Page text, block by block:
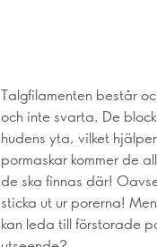
Talgfilamenten består
och inte svarta. De
hudens yta, vilket
pormaskar kommer de
de ska finnas där!
sticka ut ur porerna!
kan leda till förstorade